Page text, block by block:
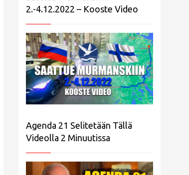
2.-4.12.2022 – Kooste Video
Agenda 21 Selitetään Tällä
Videolla 2 Minuutissa